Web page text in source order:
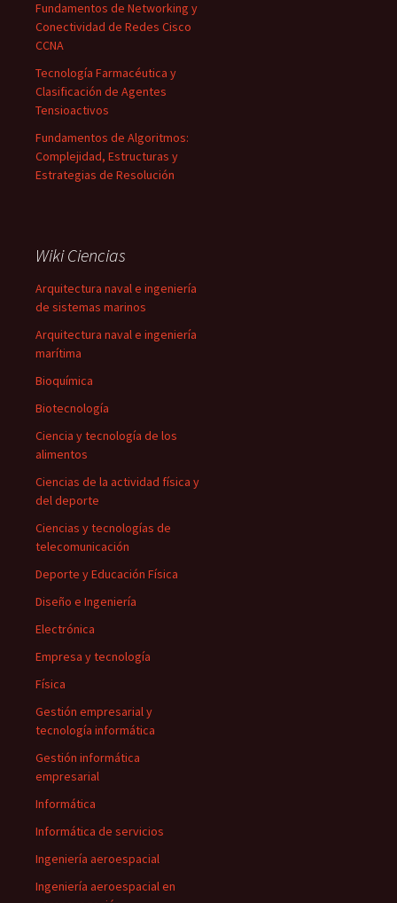
Fundamentos de Networking y
Conectividad de Redes Cisco
CCNA
Tecnología Farmacéutica y
Clasificación de Agentes
Tensioactivos
Fundamentos de Algoritmos:
Complejidad, Estructuras y
Estrategias de Resolución
Wiki Ciencias
Arquitectura naval e ingeniería
de sistemas marinos
Arquitectura naval e ingeniería
marítima
Bioquímica
Biotecnología
Ciencia y tecnología de los
alimentos
Ciencias de la actividad física y
del deporte
Ciencias y tecnologías de
telecomunicación
Deporte y Educación Física
Diseño e Ingeniería
Electrónica
Empresa y tecnología
Física
Gestión empresarial y
tecnología informática
Gestión informática
empresarial
Informática
Informática de servicios
Ingeniería aeroespacial
Ingeniería aeroespacial en